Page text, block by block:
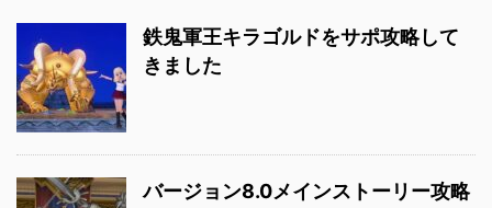
鉄鬼軍王キラゴルドをサポ攻略して
きました
バージョン8.0メインストーリー攻略